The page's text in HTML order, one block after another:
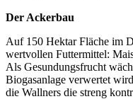
Der Ackerbau
Auf 150 Hektar Fläche im
wertvollen Futtermittel:
Als Gesundungsfrucht
Biogasanlage verwertet
die Wallners die streng